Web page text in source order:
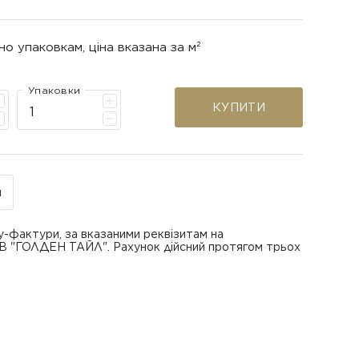
упаковкам, ціна вказана за м²
Упаковки
КУПИТИ
фактури, за вказаними реквізитам на
"ГОЛДЕН ТАЙЛ". Рахунок дійсний протягом трьох